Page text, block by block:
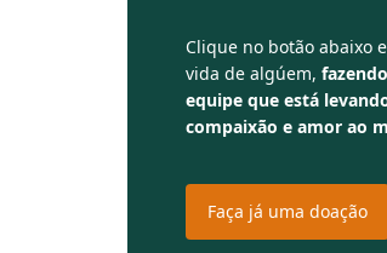
Clique no botão abaixo
vida de algúem,
equipe que está
compaixão e amor ao
Faça já uma doação